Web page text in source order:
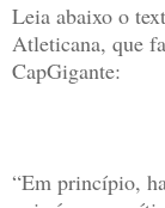
Leia abaixo o
Atleticana, que
CapGigante:
“Em princípio,